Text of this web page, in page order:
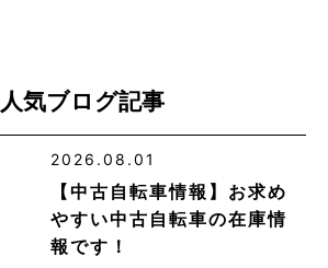
人気ブログ記事
2026.08.01
【中古自転車情報】お求め
やすい中古自転車の在庫情
報です！